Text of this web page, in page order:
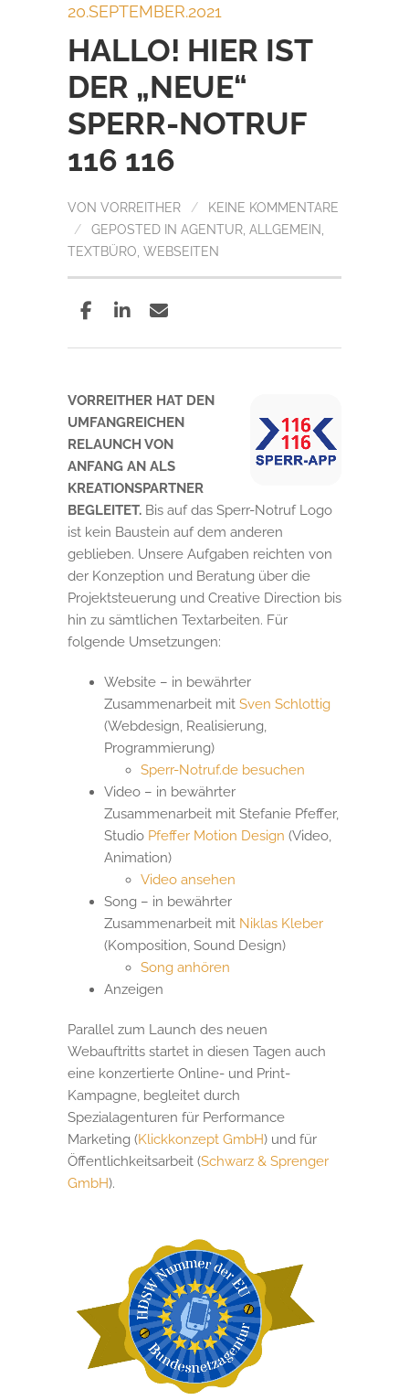
20.SEPTEMBER.2021
HALLO! HIER IST
DER „NEUE“
SPERR-NOTRUF
116 116
VON VORREITHER /
KEINE KOMMENTARE
/
GEPOSTED IN AGENTUR ALLGEMEIN
TEXTBÜRO WEBSEITEN
VORREITHER HAT DEN
UMFANGREICHEN
RELAUNCH VON
ANFANG AN ALS
KREATIONSPARTNER
BEGLEITET. Bis auf das Sperr-Notruf Logo
ist kein Baustein auf dem anderen
geblieben. Unsere Aufgaben reichten von
der Konzeption und Beratung über die
Projektsteuerung und Creative Direction bis
hin zu sämtlichen Textarbeiten. Für
folgende Umsetzungen:
Website – in bewährter
Zusammenarbeit mit Sven Schlottig
(Webdesign, Realisierung,
Programmierung)
Sperr-Notruf.de besuchen
Video – in bewährter
Zusammenarbeit mit Stefanie Pfeffer,
Studio Pfeffer Motion Design (Video,
Animation)
Video ansehen
Song – in bewährter
Zusammenarbeit mit Niklas Kleber
(Komposition, Sound Design)
Song anhören
Anzeigen
Parallel zum Launch des neuen
Webauftritts startet in diesen Tagen auch
eine konzertierte Online- und Print-
Kampagne, begleitet durch
Spezialagenturen für Performance
Marketing (Klickkonzept GmbH) und für
Öffentlichkeitsarbeit (Schwarz & Sprenger
GmbH).